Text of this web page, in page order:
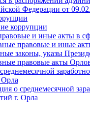
Федерации от
коррупции
и иные акты в
правовые и иные
законы, указы
правовые акты
Орла
о среднемесячной
г. Орла